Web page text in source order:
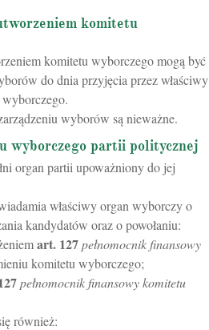
komitetu
komitetu wyborczego mogą być
do dnia przyjęcia przez właściwy
wyborów są nieważne.
wyborczego partii politycznej
organ partii upoważniony do jej
właściwy organ wyborczy o
kandydatów oraz o powołaniu:
art. 127pełnomocnik finansowy
komitetu wyborczego;
pełnomocnik finansowy komitetu
również: